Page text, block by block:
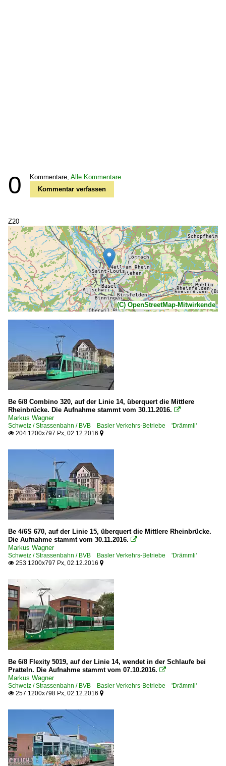
0 Kommentare, Alle Kommentare
Kommentar verfassen
Z20
(C) OpenStreetMap-Mitwirkende
Be 6/8 Combino 320, auf der Linie 14, überquert die Mittlere
Rheinbrücke. Die Aufnahme stammt vom 30.11.2016. 
Markus Wagner
Schweiz / Strassenbahn / BVB Basler Verkehrs-Betriebe 'Drämmli'
 204 1200x797 Px, 02.12.2016 
Be 4/6S 670, auf der Linie 15, überquert die Mittlere Rheinbrücke.
Die Aufnahme stammt vom 30.11.2016. 
Markus Wagner
Schweiz / Strassenbahn / BVB Basler Verkehrs-Betriebe 'Drämmli'
 253 1200x797 Px, 02.12.2016 
Be 6/8 Flexity 5019, auf der Linie 14, wendet in der Schlaufe bei
Pratteln. Die Aufnahme stammt vom 07.10.2016. 
Markus Wagner
Schweiz / Strassenbahn / BVB Basler Verkehrs-Betriebe 'Drämmli'
 257 1200x798 Px, 02.12.2016 